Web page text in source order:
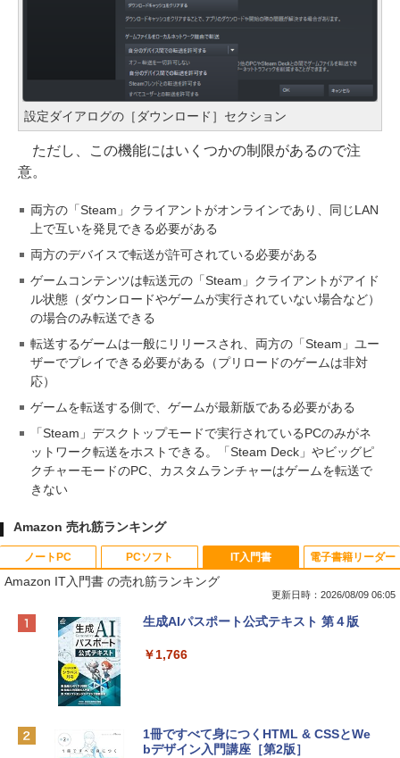
設定ダイアログの［ダウンロード］セクション
ただし、この機能にはいくつかの制限があるので注
意。
両方の「Steam」クライアントがオンラインであり、同じLAN
上で互いを発見できる必要がある
両方のデバイスで転送が許可されている必要がある
ゲームコンテンツは転送元の「Steam」クライアントがアイド
ル状態（ダウンロードやゲームが実行されていない場合など）
の場合のみ転送できる
転送するゲームは一般にリリースされ、両方の「Steam」ユー
ザーでプレイできる必要がある（プリロードのゲームは非対
応）
ゲームを転送する側で、ゲームが最新版である必要がある
「Steam」デスクトップモードで実行されているPCのみがネ
ットワーク転送をホストできる。「Steam Deck」やビッグピ
クチャーモードのPC、カスタムランチャーはゲームを転送で
きない
Amazon 売れ筋ランキング
ノートPC
Apple 2026 MacBook Neo A18 Proチッ
e Intelligenceのために設計、Liquid Ret
￥137,800
PCソフト
Robloxギフトカード - 800 Robux 【限
インゲームコード】 ロブロックス | オン
Robloxギフトカード - 1000 Robux 【限
IT入門書
Amazon IT入門書 の売れ筋ランキング
更新日時：2026/08/09 06:05
生成AIパスポート公式テキスト 第４版
￥1,766
1冊ですべて身につくHTML & CSSとWe
bデザイン入門講座［第2版］
電子書籍リーダー